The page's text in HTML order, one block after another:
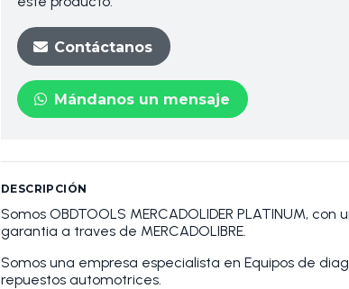
Contáctanos
Mándanos un mensaje
DESCRIPCIÓN
Somos OBDTOOLS MERCADOLIDER PLATINUM,
garantia a traves de MERCADOLIBRE.
Somos una empresa especialista en Equipos de
repuestos automotrices.